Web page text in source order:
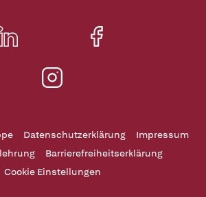
Datenschutzerklärung
Impressum
Barrierefreiheitserklärung
Cookie Einstellungen